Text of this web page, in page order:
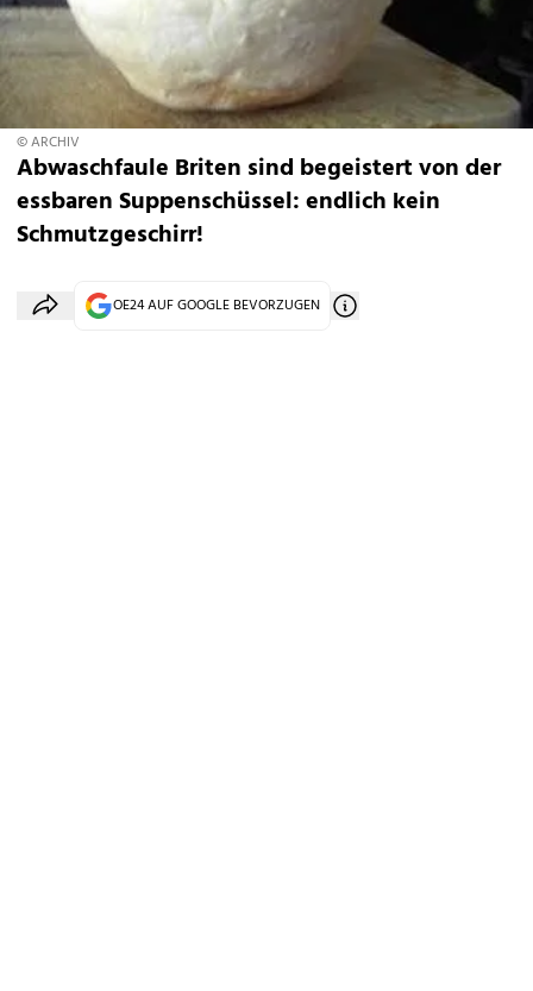
© ARCHIV
Abwaschfaule Briten sind begeistert von der
essbaren Suppenschüssel: endlich kein
Schmutzgeschirr!
OE24 AUF GOOGLE BEVORZUGEN